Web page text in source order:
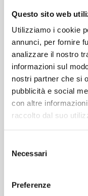
Questo sito web
Utilizziamo i cookie
annunci, per fornire
analizzare il nostro
informazioni sul
nostri partner che si
pubblicità e social
con altre
raccolto dal suo
delNecessari
Preferenze
REGISTRAZIONE
SALVA NEL
Data: